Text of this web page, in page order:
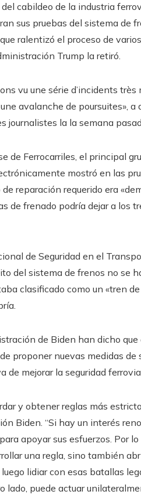
cabildeo de la industria
sus pruebas del sistema de
ralentizó el proceso de
Trump la retiró.
vu une série d’incidents
avalanche de poursuites»,
journalistes la la semana
de Ferrocarriles, el principal
mostró en las
reparación requerido era
de frenado podría dejar a los
de Seguridad en el
del sistema de frenos no se
clasificado como un «tren
de Biden han dicho
proponer nuevas medidas de
de mejorar la seguridad
y obtener reglas más
Biden. “Si hay un interés
apoyar sus esfuerzos. Por
una regla, sino también
lidiar con esas batallas
lado, puede actuar